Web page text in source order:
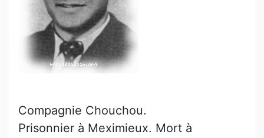
Compagnie Chouchou.
Prisonnier à Meximieux. Mort à